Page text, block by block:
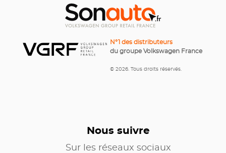
N°1 des distributeurs
du groupe Volkswagen France
© 2026. Tous droits réservés.
Nous suivre
Sur les réseaux sociaux